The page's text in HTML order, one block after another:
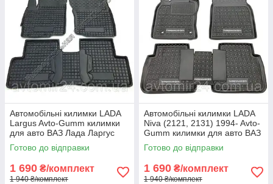
Автомобільні килимки LADA
Largus Avto-Gumm килимки
для авто ВАЗ Лада Ларгус
Автогум
Готово до відправки
1 690 ₴/комплект
1 940 ₴/комплект
Автомобільні килимки LADA
Niva (2121, 2131) 1994- Avto-
Gumm килимки для авто ВАЗ
Лада Ніва (2121, 2131) 1994-
Автогум
Готово до відправки
1 690 ₴/комплект
1 940 ₴/комплект